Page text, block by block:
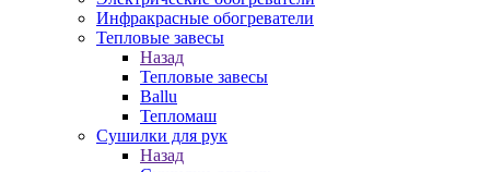
Инфракрасные обогреватели
Тепловые завесы
Назад
Тепловые завесы
Ballu
Тепломаш
Сушилки для рук
Назад